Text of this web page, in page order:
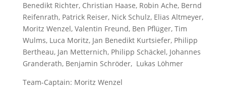
Benedikt Richter, Christian Haase, Robin Ache, Bernd
Reifenrath, Patrick Reiser, Nick Schulz, Elias Altmeyer,
Moritz Wenzel​, Valentin Freund, Ben Pflüger, Tim
Wulms, Luca Moritz, Jan Benedikt Kurtsiefer, Philipp
Bertheau, Jan Metternich, Philipp Schäckel, Johannes
Granderath, Benjamin Schröder, Lukas Löhmer
Team-Captain: Moritz Wenzel​